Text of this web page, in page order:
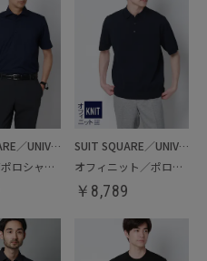
SUIT SQUARE／UNIVERSAL LANGUAGE
涼しい最高ポロシャツ／ビズポロシャツ
SUIT SQUARE／UNIVERSAL LANGUAGE
オフィニット／ポロシャツ
￥ 8,789